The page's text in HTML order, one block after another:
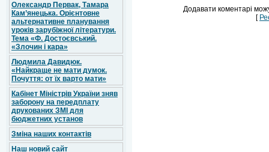
Олександр Первак, Тамара
Кам’янецька. Орієнтовне
альтернативне планування
уроків зарубіжної літератури.
Тема «Ф. Достоєвський.
«Злочин і кара»
Людмила Давидюк.
«Найкраще не мати думок.
Почуття: от їх варто мати»
Кабінет Міністрів України зняв
заборону на передплату
друкованих ЗМІ для
бюджетних установ
Зміна наших контактів
Наш новий сайт
Додавати коментарі
[